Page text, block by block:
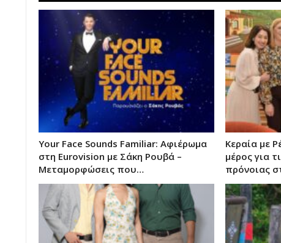
Your Face Sounds Familiar: Αφιέρωμα
στη Eurovision με Σάκη Ρουβά –
Μεταμορφώσεις που…
Κεραία με
μέρος για
πρόνοιας